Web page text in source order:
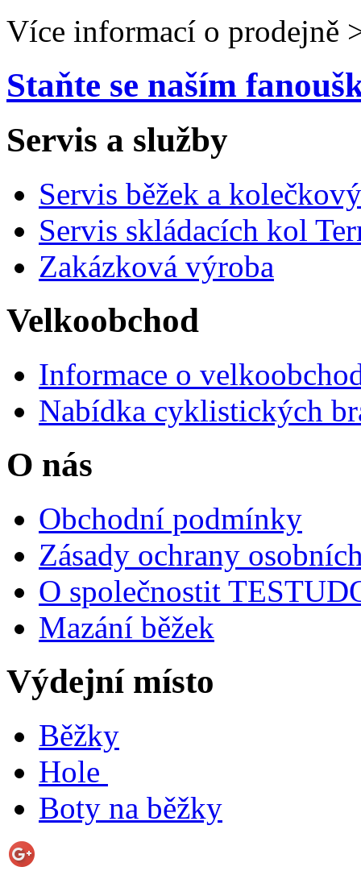
Více informací o prodejně
Staňte se naším
Servis a služby
Servis běžek a
Servis skládacích kol
Zakázková výroba
Velkoobchod
Informace o
Nabídka cyklistických
O nás
Obchodní podmínky
Zásady ochrany
O společnostit
Mazání běžek
Výdejní místo
Běžky
Hole
Boty na běžky